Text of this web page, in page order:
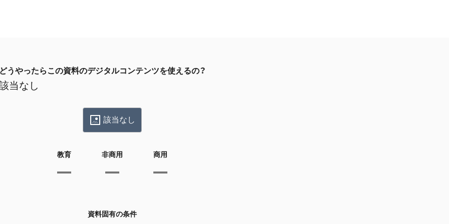
どうやったらこの資料のデジタルコンテンツを使えるの？
当なし
該当なし
教育 非商用 商用
資料固有の条件